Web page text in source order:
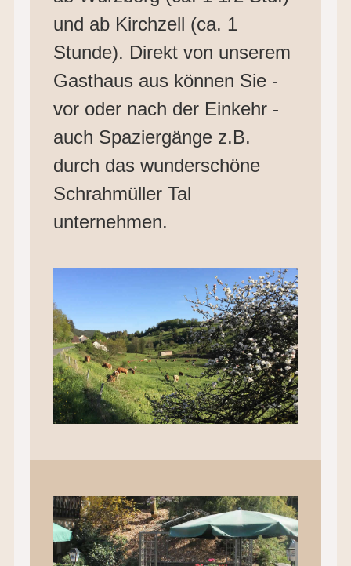
und ab Kirchzell (ca. 1
Stunde). Direkt von unserem
Gasthaus aus können Sie -
vor oder nach der Einkehr -
auch Spaziergänge z.B.
durch das wunderschöne
Schrahmüller Tal
unternehmen.